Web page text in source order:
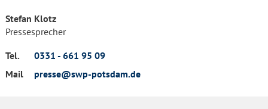
Stefan Klotz
Pressesprecher
Tel.
0331 - 661 95 09
Mail
presse@swp-potsdam.de